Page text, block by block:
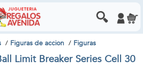
Figuras de accion Figuras
Limit Breaker Series Cell 30